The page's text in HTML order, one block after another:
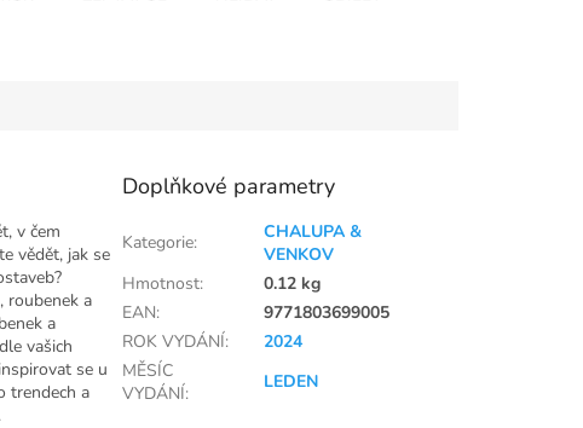
v čem
vědět, jak se
roubenek a
a
vašich
se u
trendech a
Doplňkové parametry
Kategorie:
CHALUPA &
VENKOV
Hmotnost:
0.12 kg
EAN:
9771803699005
ROK VYDÁNÍ:
2024
MĚSÍC
VYDÁNÍ:
LEDEN